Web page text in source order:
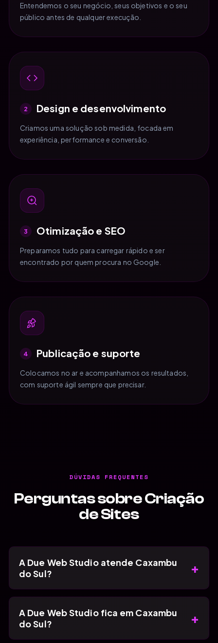
Entendemos o seu negócio, seus objetivos e o seu
público antes de qualquer execução.
2 Design e desenvolvimento
Criamos uma solução sob medida, focada em
experiência, performance e conversão.
3 Otimização e SEO
Preparamos tudo para carregar rápido e ser
encontrado por quem procura no Google.
4 Publicação e suporte
Colocamos no ar e acompanhamos os resultados,
com suporte ágil sempre que precisar.
DÚVIDAS FREQUENTES
Perguntas sobre Criação
de Sites
A Due Web Studio atende Caxambu
do Sul?
+
A Due Web Studio fica em Caxambu
do Sul?
+